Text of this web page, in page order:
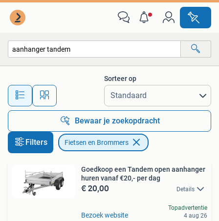
Alle afstanden…
Sorteer op
Bewaar je zoekopdracht
Filters Fietsen en Brommers
Goedkoop een Tandem open aanhanger
huren vanaf €20,- per dag
€ 20,00 Details
Bezoek website
Topadvertentie
4 aug 26